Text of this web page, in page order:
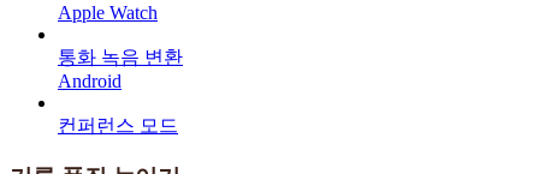
Apple Watch
통화 녹음 변환
Android
컨퍼런스 모드